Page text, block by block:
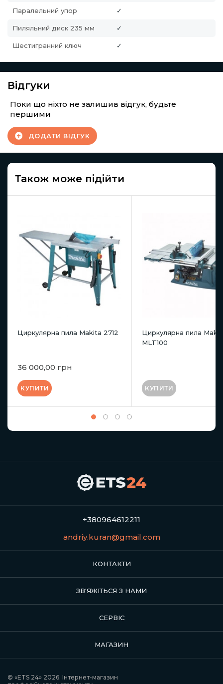
Паралельний упор ✓
Пиляльний диск 235 мм ✓
Шестигранний ключ ✓
Відгуки
Поки що ніхто не залишив відгук, будьте
першими
ДОДАТИ ВІДГУК
Також може підійти
Циркулярна пила Makita 2712
36 000,00 грн
КУПИТИ
Циркулярна пила
MLT100
КУПИТИ
+380964612211
andriy.kuran@gmail.com
КОНТАКТИ
ЗВ'ЯЖІТЬСЯ З НАМИ
СЕРВІС
МАГАЗИН
© «ETS 24» 2026. Інтернет-магазин